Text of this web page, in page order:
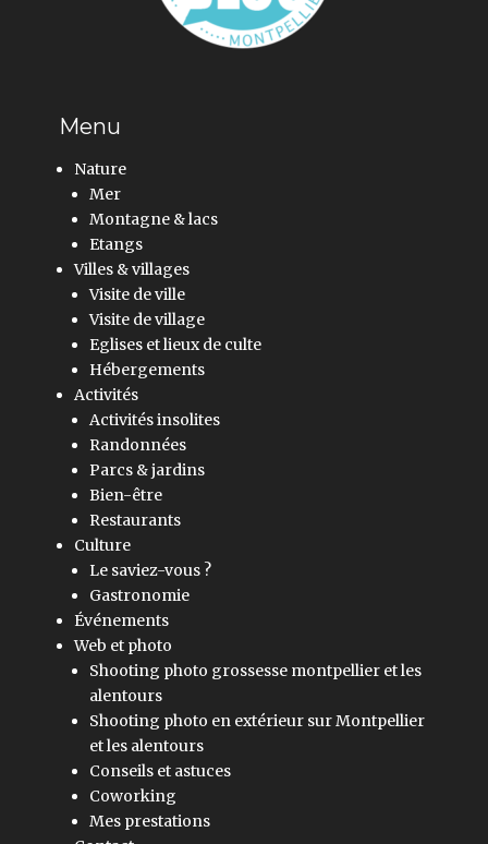
Menu
Nature
Mer
Montagne & lacs
Etangs
Villes & villages
Visite de ville
Visite de village
Eglises et lieux de culte
Hébergements
Activités
Activités insolites
Randonnées
Parcs & jardins
Bien-être
Restaurants
Culture
Le saviez-vous ?
Gastronomie
Événements
Web et photo
Shooting photo grossesse montpellier et les
alentours
Shooting photo en extérieur sur Montpellier
et les alentours
Conseils et astuces
Coworking
Mes prestations